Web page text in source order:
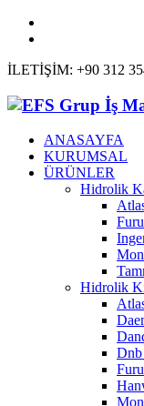
İLETİŞİM: +90 312
ANASAYFA
KURUMSAL
ÜRÜNLER
Hidrolik
Hidrolik
Dnb